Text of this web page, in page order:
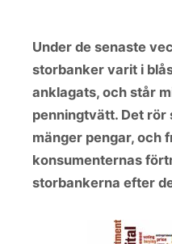
Under de senaste
storbanker varit i
anklagats, och står
penningtvätt. Det rör
mänger pengar, och
konsumenternas
storbankerna efter